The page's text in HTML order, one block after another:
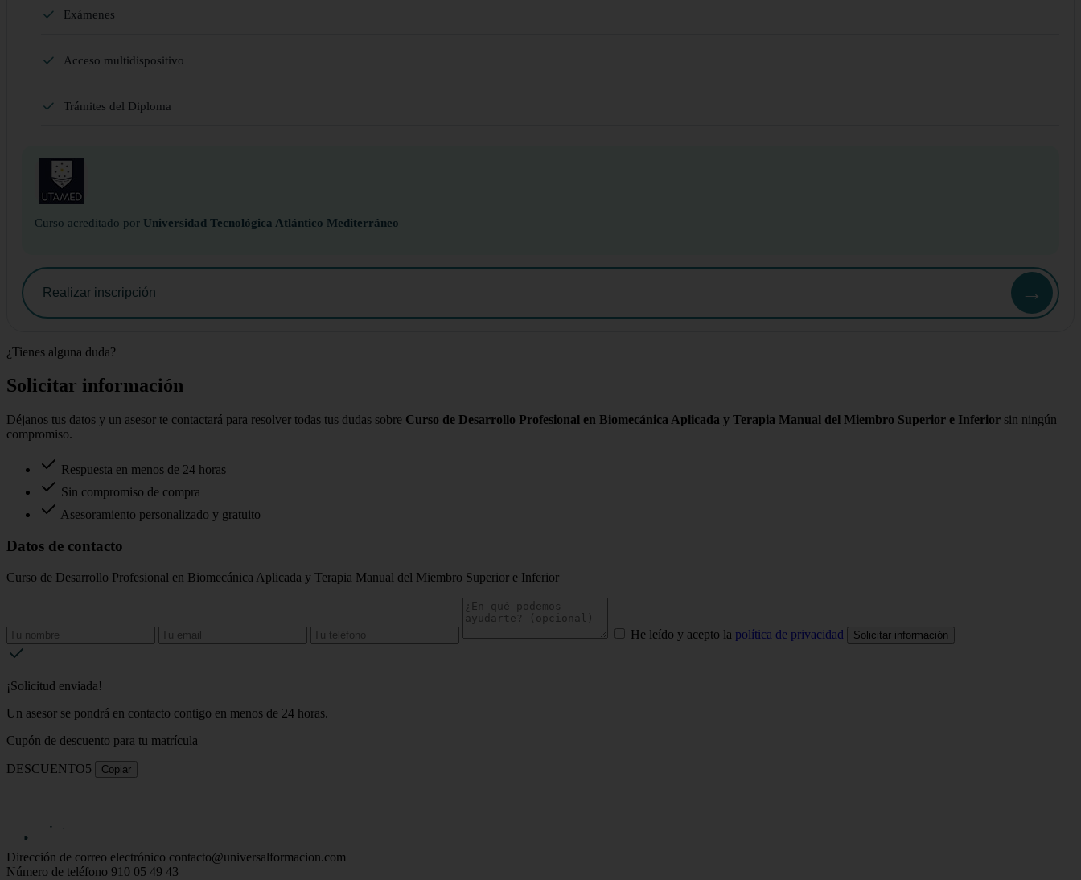
Exámenes
Acceso multidispositivo
Trámites del Diploma
Curso acreditado por Universidad Tecnológica Atlántico Mediterráneo
Realizar inscripción →
¿Tienes alguna duda?
Solicitar información
Déjanos tus datos y un asesor te contactará para resolver todas tus dudas sobre Curso de Desarrollo Profesional en Biomecánica Aplicada y Terapia Manual del Miembro Superior e Inferior sin ningún
compromiso.
Respuesta en menos de 24 horas
Sin compromiso de compra
Asesoramiento personalizado y gratuito
Datos de contacto
Curso de Desarrollo Profesional en Biomecánica Aplicada y Terapia Manual del Miembro Superior e Inferior
He leído y acepto la política de privacidad Solicitar información
¡Solicitud enviada!
Un asesor se pondrá en contacto contigo en menos de 24 horas.
Cupón de descuento para tu matrícula
DESCUENTO5 Copiar
Dirección de correo electrónico contacto@universalformacion.com
Número de teléfono 910 05 49 43